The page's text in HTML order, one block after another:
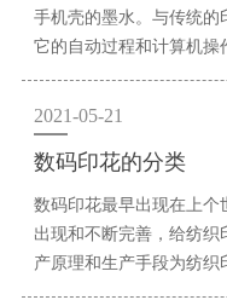
手机壳的墨水。与传统的
它的自动过程和计算机操
2021-05-21
数码印花的分类
数码印花最早出现在上个
出现和不断完善，给纺
产原理和生产手段为纺织